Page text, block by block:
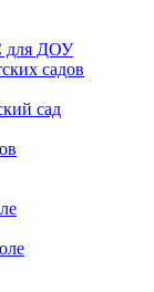
для ДОУ
садов
сад